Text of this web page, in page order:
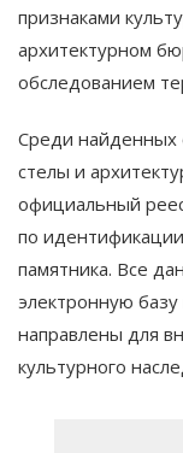
признаками
архитектурном
обследованием
Среди найденных
стелы и
официальный
по
памятника. Все
электронную
направлены для
культурного